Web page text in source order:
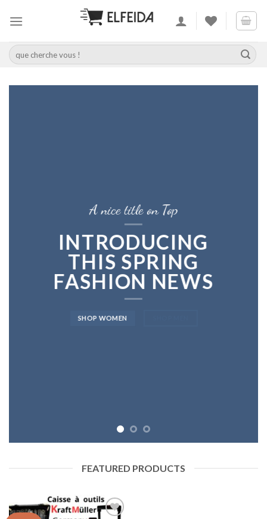
Recherche
pour :
A nice title on Top
INTRODUCING
THIS SPRING
FASHION NEWS
SHOP WOMEN
FEATURED PRODUCTS